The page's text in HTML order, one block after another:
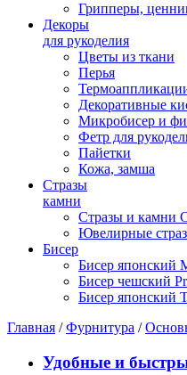
Грипперы,
Декоры
для рукоделия
Цветы из ткани
Перья
Декоративные
Микробисер и
Фетр для
Пайетки
Кожа, замша
Стразы
камни
Стразы и камни
Ювелирные
Бисер
Бисер японский
Бисер чешский
Бисер японский
Главная /Фурнитура /
Удобные и